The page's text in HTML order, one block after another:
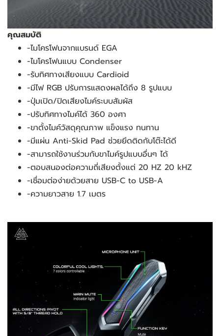
คุณสมบัติ
-ไมโครโฟนจากแบรนด์ EGA
-ไมโครโฟนแบบ Condenser
-รับทิศทางเสียงแบบ Cardioid
-มีไฟ RGB ปรับการแสดงผลได้ถึง 8 รูปแบบ
-ปุ่มเปิด/ปิดเสียงไมค์ระบบสัมผัส
-ปรับทิศทางไมค์ได้ 360 องศา
-ขาตั้งไมค์วัสดุคุณภาพ แข็งแรง ทนทาน
-มีแผ่น Anti-Skid Pad ช่วยยึดติดกับโต๊ะได้ดี
-สามารถใช้งานร่วมกับขาไมค์รูปแบบอื่นๆ ได้
-ตอบสนองต่อความถี่เสียงตั้งแต่ 20 HZ 20 kHZ
-เชื่อมต่อง่ายด้วยสาย USB-C to USB-A
-ความยาวสาย 1.7 เมตร